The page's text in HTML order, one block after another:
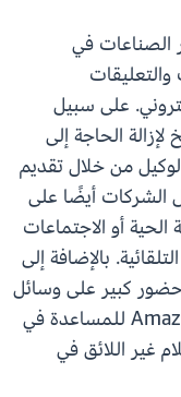
الصناعات في
على سبيل
الحاجة إلى
من خلال تقديم
الشركات أيضًا على
أو الاجتماعات
بالإضافة إلى
كبير على وسائل
التواصل الاجتماعي Amazon Transcribe للمساعدة في
غير اللائق في